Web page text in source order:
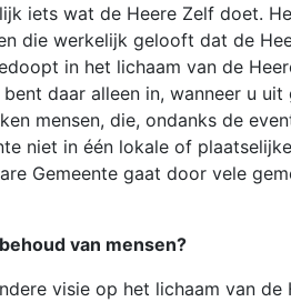
iets wat de Heere Zelf doet.
die werkelijk gelooft dat de
in het lichaam van de
daar alleen in, wanneer u
mensen, die, ondanks de
niet in één lokale of
Gemeente gaat door vele
van mensen?
visie op het lichaam van